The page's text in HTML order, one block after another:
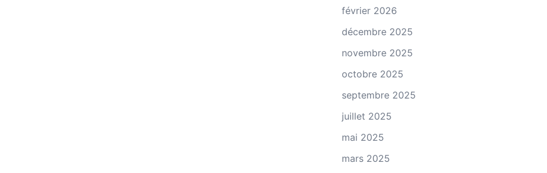
février 2026
décembre 2025
novembre 2025
octobre 2025
septembre 2025
juillet 2025
mai 2025
mars 2025